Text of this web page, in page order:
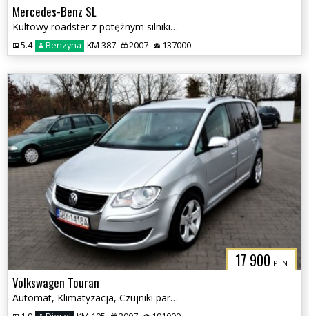
Mercedes-Benz SL
Kultowy roadster z potężnym silnikiem V8
5.4 Benzyna KM 387 2007 137000
17 900 PLN
Volkswagen Touran
Automat, Klimatyzacja, Czujniki parkowania, Podgrzewane fotele